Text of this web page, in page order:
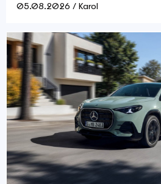
05.08.2026 / Karol